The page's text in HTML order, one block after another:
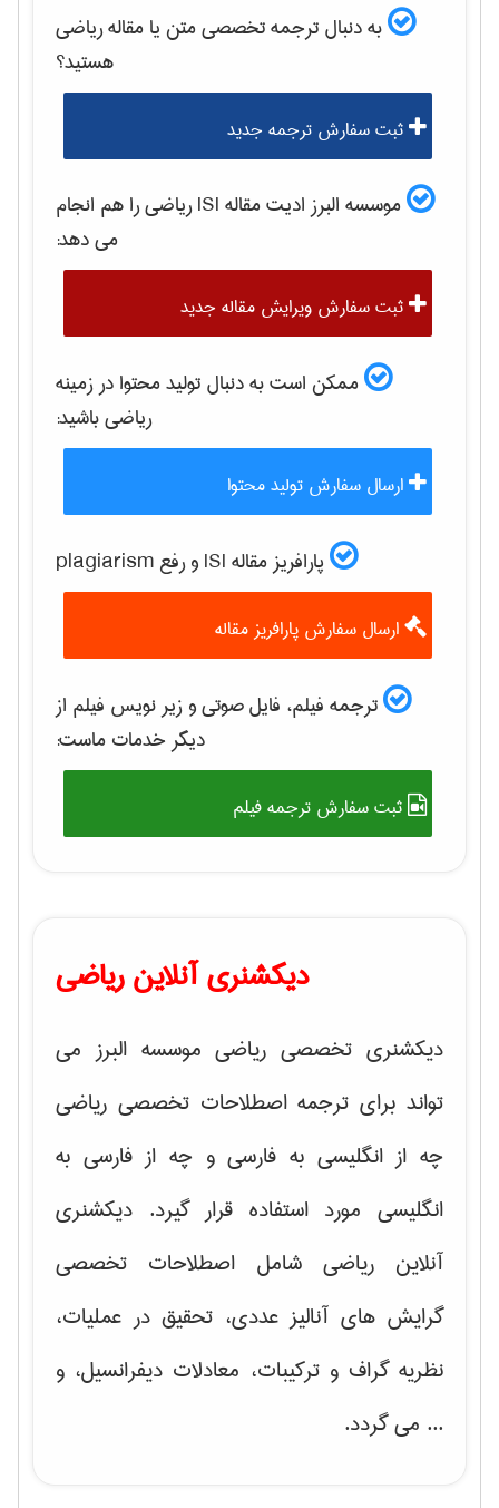
به دنبال ترجمه تخصصی متن یا مقالهرياضی
هستید؟
ثبت سفارش ترجمه جدید
موسسه البرز ادیت مقاله ISI رياضیرا هم انجام
می دهد:
ثبت سفارش ویرایش مقاله جدید
ممکن است به دنبال تولید محتوا در زمینه
رياضیباشید:
ارسال سفارش تولید محتوا
پارافریز مقاله ISI و رفع plagiarism
ارسال سفارش پارافریز مقاله
ترجمه فیلم، فایل صوتی و زیر نویس فیلم از
دیگر خدمات ماست:
ثبت سفارش ترجمه فیلم
دیکشنری آنلاین ریاضی
دیکشنری تخصصی ریاضی موسسه البرز می
تواند برای ترجمه اصطلاحات تخصصی ریاضی
چه از انگلیسی به فارسی و چه از فارسی به
انگلیسی مورد استفاده قرار گیرد. دیکشنری
آنلاین ریاضی شامل اصطلاحات تخصصی
گرایش های آنالیز عددی، تحقیق در عملیات،
نظریه گراف و تركیبات، معادلات دیفرانسیل، و
... می گردد.